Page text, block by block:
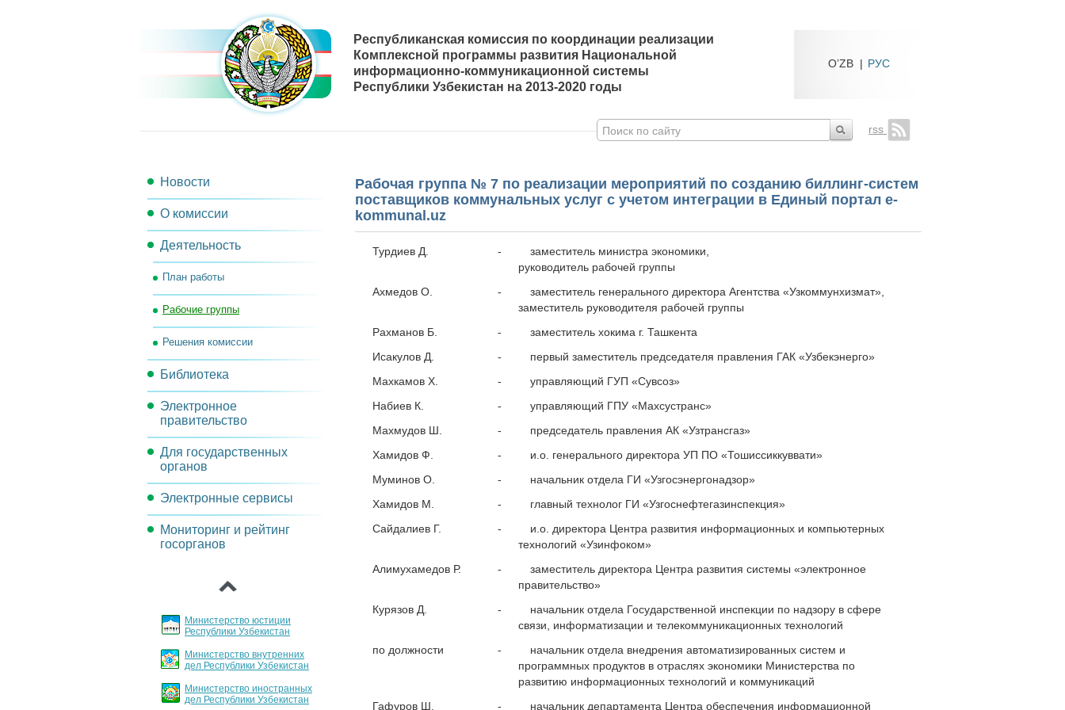
O’ZB | РУС
Республиканская комиссия по координации реализации
Комплексной программы развития Национальной
информационно-коммуникационной системы
Республики Узбекистан на 2013-2020 годы
rss
Новости
О комиссии
Состав комиссии
Секретариат комиссии
Рабочий орган комиссии
Контакты
Задачи комиссии
Деятельность
План работы
Рабочие группы
Решения комиссии
Библиотека
Методические материалы
Нормативно-правовые акты
Электронное
правительство
Проекты и мероприятия
Реорганизация
операционных процессов
Целевые индикаторы и
показатели
Архитектура
Для государственных
органов
Порядок инвентаризации
государственных услуг
Основные направления
Порядок регламентации и
государственных услуг
График заслушивания
Электронные сервисы
Обсуждения проектов
документов
Мониторинг и рейтинг
госорганов
Министерство юстиции
Республики Узбекистан
Министерство внутренних
дел Республики Узбекистан
Министерство иностранных
дел Республики Узбекистан
‹
Рабочая группа № 7 по реализации мероприятий по созданию биллинг-систем
поставщиков коммунальных услуг с учетом интеграции в Единый портал e-
kommunal.uz
Турдиев Д. -
заместитель министра экономики,
руководитель рабочей группы
Ахмедов О.
-
заместитель генерального директора Агентства «Узкоммунхизмат»,
заместитель руководителя рабочей группы
Рахманов Б.
-
заместитель хокима г. Ташкента
Исакулов Д.
-
первый заместитель председателя правления ГАК «Узбекэнерго»
Махкамов Х.
-
управляющий ГУП «Сувсоз»
Набиев К.
-
управляющий ГПУ «Махсустранс»
Махмудов Ш.
-
председатель правления АК «Узтрансгаз»
Хамидов Ф.
-
и.о. генерального директора УП ПО «Тошиссиккуввати»
Муминов О.
-
начальник отдела ГИ «Узгосэнергонадзор»
Хамидов М.
-
главный технолог ГИ «Узгоснефтегазинспекция»
Сайдалиев Г.
-
и.о. директора Центра развития информационных и компьютерных
технологий «Узинфоком»
Алимухамедов Р.
-
заместитель директора Центра развития системы «электронное
правительство»
Курязов Д.
-
начальник отдела Государственной инспекции по надзору в сфере
связи, информатизации и телекоммуникационных технологий
по должности
-
начальник отдела внедрения автоматизированных систем и
программных продуктов в отраслях экономики Министерства по
развитию информационных технологий и коммуникаций
Гафуров Ш.
- начальник департамента Центра обеспечения информационной